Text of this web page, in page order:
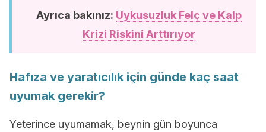
Ayrıca bakınız: Uykusuzluk Felç ve Kalp
Krizi Riskini Arttırıyor
Hafıza ve yaratıcılık için günde kaç saat
uyumak gerekir?
Yeterince uyumamak, beynin gün boyunca